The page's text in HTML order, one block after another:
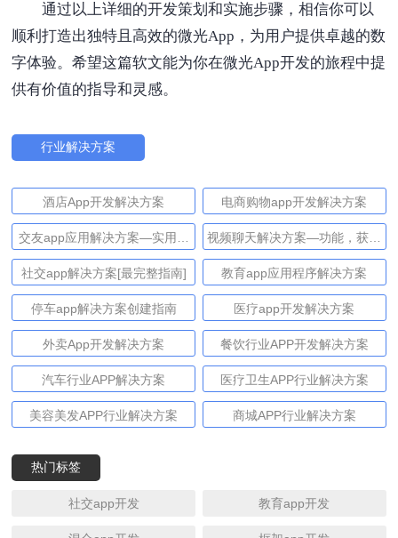
通过以上详细的开发策划和实施步骤，相信你可以
顺利打造出独特且高效的微光App，为用户提供卓越的数
字体验。希望这篇软文能为你在微光App开发的旅程中提
供有价值的指导和灵感。
行业解决方案
酒店App开发解决方案 电商购物app开发解决方案
交友app应用解决方案—实用技
巧和先进的获利方法
视频聊天解决方案—功能，获利
和技术
社交app解决方案[最完整指南] 教育app应用程序解决方案
停车app解决方案创建指南 医疗app开发解决方案
外卖App开发解决方案 餐饮行业APP开发解决方案
汽车行业APP解决方案 医疗卫生APP行业解决方案
美容美发APP行业解决方案 商城APP行业解决方案
热门标签
社交app开发 教育app开发